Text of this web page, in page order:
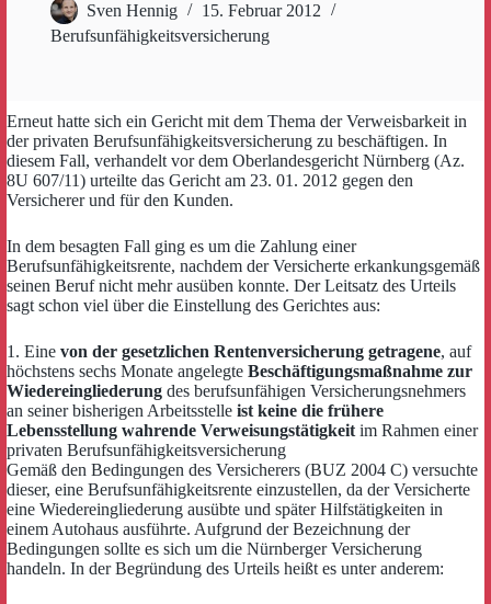
Sven Hennig
15. Februar 2012
Berufsunfähigkeitsversicherung
Erneut hatte sich ein Gericht mit dem Thema der Verweisbarkeit in
der privaten Berufsunfähigkeitsversicherung zu beschäftigen. In
diesem Fall, verhandelt vor dem Oberlandesgericht Nürnberg (Az.
8U 607/11) urteilte das Gericht am 23. 01. 2012 gegen den
Versicherer und für den Kunden.
In dem besagten Fall ging es um die Zahlung einer
Berufsunfähigkeitsrente, nachdem der Versicherte erkankungsgemäß
seinen Beruf nicht mehr ausüben konnte. Der Leitsatz des Urteils
sagt schon viel über die Einstellung des Gerichtes aus:
1. Eine von der gesetzlichen Rentenversicherung getragene, auf
höchstens sechs Monate angelegte Beschäftigungsmaßnahme zur
Wiedereingliederung des berufsunfähigen Versicherungsnehmers
an seiner bisherigen Arbeitsstelle ist keine die frühere
Lebensstellung wahrende Verweisungstätigkeit im Rahmen einer
privaten Berufsunfähigkeitsversicherung
Gemäß den Bedingungen des Versicherers (BUZ 2004 C) versuchte
dieser, eine Berufsunfähigkeitsrente einzustellen, da der Versicherte
eine Wiedereingliederung ausübte und später Hilfstätigkeiten in
einem Autohaus ausführte. Aufgrund der Bezeichnung der
Bedingungen sollte es sich um die Nürnberger Versicherung
handeln. In der Begründung des Urteils heißt es unter anderem: